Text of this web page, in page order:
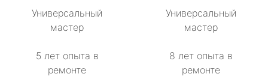
Универсальный
мастер
5 лет опыта в
ремонте
Универсальный
мастер
8 лет опыта в
ремонте